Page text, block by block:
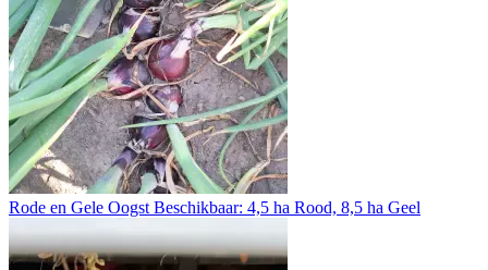
Rode en Gele Oogst Beschikbaar: 4,5 ha Rood, 8,5 ha Geel